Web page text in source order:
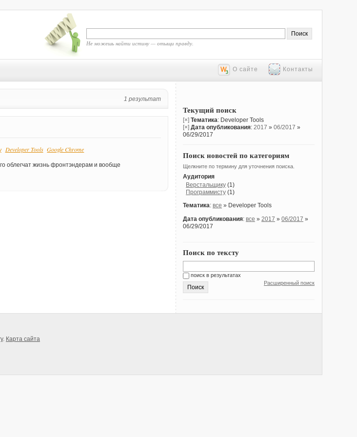
Не можешь найти истину — отыщи правду.
О сайте Контакты
1 результат
Developer Tools Google Chrome
облегчат жизнь фронтэндерам и вообще
Текущий поиск
[×] Тематика: Developer Tools
[×] Дата опубликования: 2017 » 06/2017 »
06/29/2017
Поиск новостей по категориям
Щелкните по термину для уточнения поиска.
Аудитория
Верстальщику (1)
Программисту (1)
Тематика: все » Developer Tools
Дата опубликования: все » 2017 » 06/2017 »
06/29/2017
Поиск по тексту
поиск в результатах
Расширенный поиск
. Карта сайта